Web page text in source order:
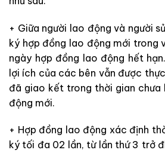
+ Giữa người lao động và người
ký hợp đồng lao động mới trong
ngày hợp đồng lao động hết
lợi ích của các bên vẫn được
đã giao kết trong thời gian chưa
động mới.
+ Hợp đồng lao động xác định
ký tối đa 02 lần, từ lần thứ 3 trở